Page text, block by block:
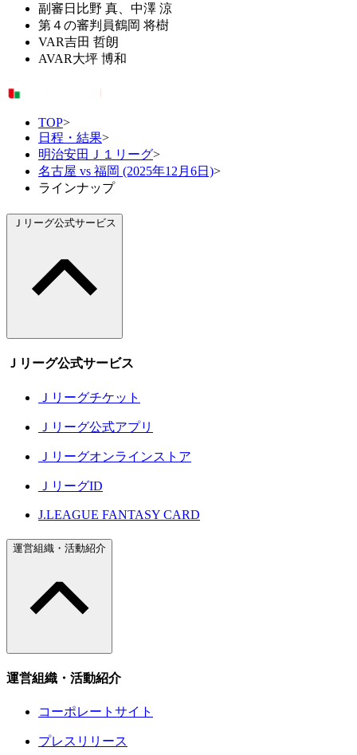
副審 日比野 真、中澤 涼
第４の審判員鶴岡 将樹
VAR吉田 哲朗
AVAR大坪 博和
TOP>
日程・結果>
明治安田Ｊ１リーグ>
名古屋 vs 福岡 (2025年12月6日)>
ラインナップ
Ｊリーグ公式サービス
Ｊリーグ公式サービス
Ｊリーグチケット
Ｊリーグ公式アプリ
Ｊリーグオンラインストア
ＪリーグID
J.LEAGUE FANTASY CARD
運営組織・活動紹介
運営組織・活動紹介
コーポレートサイト
プレスリリース